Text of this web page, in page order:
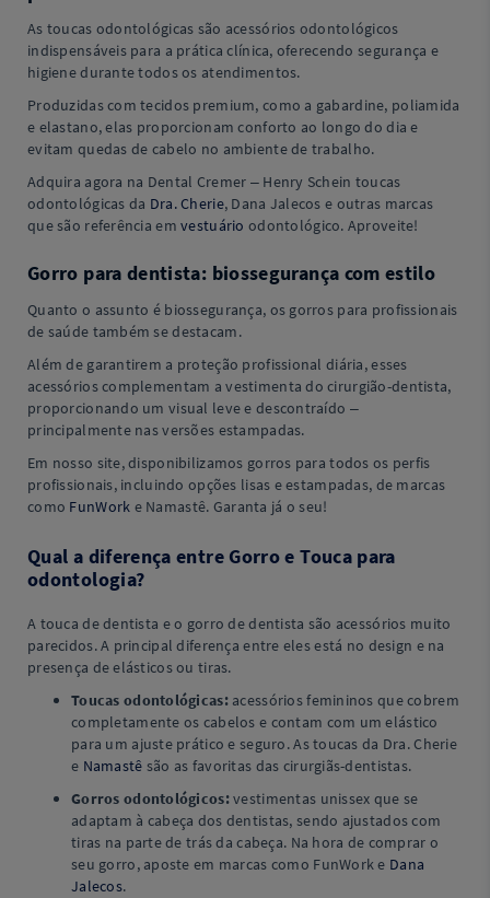
As toucas odontológicas são acessórios odontológicos
indispensáveis para a prática clínica, oferecendo segurança e
higiene durante todos os atendimentos.
Produzidas com tecidos premium, como a gabardine, poliamida
e elastano, elas proporcionam conforto ao longo do dia e
evitam quedas de cabelo no ambiente de trabalho.
Adquira agora na Dental Cremer – Henry Schein toucas
odontológicas da Dra. Cherie, Dana Jalecos e outras marcas
que são referência emvestuário odontológico. Aproveite!
Gorro para dentista: biossegurança com estilo
Quanto o assunto é biossegurança, os gorros para profissionais
de saúde também se destacam.
Além de garantirem a proteção profissional diária, esses
acessórios complementam a vestimenta do cirurgião-dentista,
proporcionando um visual leve e descontraído –
principalmente nas versões estampadas.
Em nosso site, disponibilizamos gorros para todos os perfis
profissionais, incluindo opções lisas e estampadas, de marcas
como FunWork e Namastê. Garanta já o seu!
Qual a diferença entre Gorro e Touca para
odontologia?
A touca de dentista e o gorro de dentista são acessórios muito
parecidos. A principal diferença entre eles está no design e na
presença de elásticos ou tiras.
Toucas odontológicas:acessórios femininos que cobrem
completamente os cabelos e contam com um elástico
para um ajuste prático e seguro. As toucas da Dra. Cherie
e Namastê são as favoritas das cirurgiãs-dentistas.
Gorros odontológicos:vestimentas unissex que se
adaptam à cabeça dos dentistas, sendo ajustados com
tiras na parte de trás da cabeça. Na hora de comprar o
seu gorro, aposte em marcas como FunWork e Dana
Jalecos.